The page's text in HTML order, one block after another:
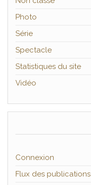
Photo
Série
Spectacle
Statistiques du site
Vidéo
Connexion
Flux des publications